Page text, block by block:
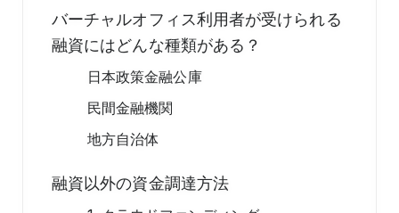
バーチャルオフィス利用者が受けられる
融資にはどんな種類がある？
日本政策金融公庫
民間金融機関
地方自治体
融資以外の資金調達方法